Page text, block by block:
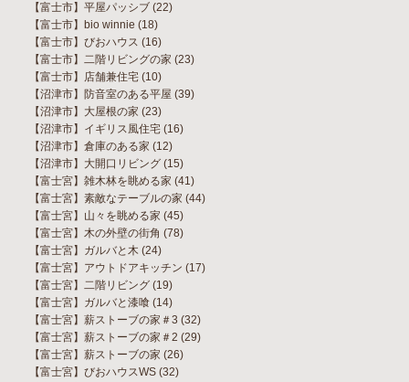
【富士市】平屋パッシブ (22)
【富士市】bio winnie (18)
【富士市】びおハウス (16)
【富士市】二階リビングの家 (23)
【富士市】店舗兼住宅 (10)
【沼津市】防音室のある平屋 (39)
【沼津市】大屋根の家 (23)
【沼津市】イギリス風住宅 (16)
【沼津市】倉庫のある家 (12)
【沼津市】大開口リビング (15)
【富士宮】雑木林を眺める家 (41)
【富士宮】素敵なテーブルの家 (44)
【富士宮】山々を眺める家 (45)
【富士宮】木の外壁の街角 (78)
【富士宮】ガルバと木 (24)
【富士宮】アウトドアキッチン (17)
【富士宮】二階リビング (19)
【富士宮】ガルバと漆喰 (14)
【富士宮】薪ストーブの家＃3 (32)
【富士宮】薪ストーブの家＃2 (29)
【富士宮】薪ストーブの家 (26)
【富士宮】びおハウスWS (32)